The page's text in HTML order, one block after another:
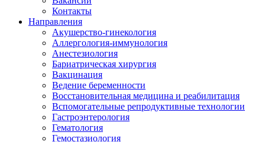
Контакты
Направления
Акушерство-гинекология
Аллергология-иммунология
Анестезиология
Бариатрическая хирургия
Вакцинация
Ведение беременности
Восстановительная медицина и реабилитация
Вспомогательные репродуктивные технологии
Гастроэнтерология
Гематология
Гемостазиология